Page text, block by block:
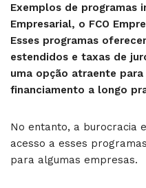
Exemplos de programas
Empresarial, o FCO
Esses programas
estendidos e taxas de
uma opção atraente
financiamento a longo
No entanto, a burocracia
acesso a esses
para algumas empresas.